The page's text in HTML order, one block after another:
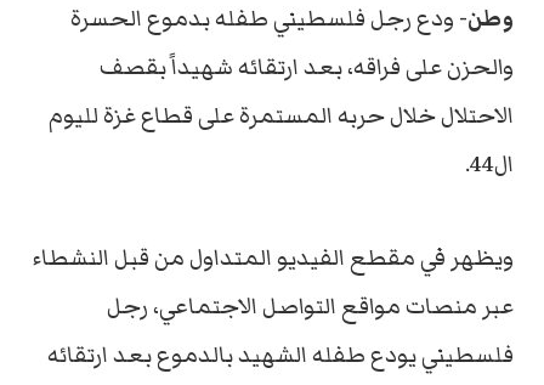
وطن- ودع رجل فلسطيني طفله بدموع الحسرة
والحزن على فراقه، بعد ارتقائه شهيداً بقصف
الاحتلال خلال حربه المستمرة على قطاع غزة لليوم
ال44.
ويظهر في مقطع الفيديو المتداول من قبل النشطاء
عبر منصات مواقع التواصل الاجتماعي، رجل
فلسطيني يودع طفله الشهيد بالدموع بعد ارتقائه